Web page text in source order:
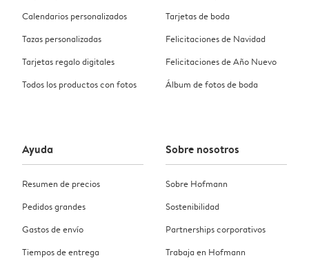
Calendarios personalizados
Tazas personalizadas
Tarjetas regalo digitales
Todos los productos con fotos
Tarjetas de boda
Felicitaciones de Navidad
Felicitaciones de Año Nuevo
Álbum de fotos de boda
Ayuda
Resumen de precios
Pedidos grandes
Gastos de envío
Tiempos de entrega
Sobre nosotros
Sobre Hofmann
Sostenibilidad
Partnerships corporativos
Trabaja en Hofmann